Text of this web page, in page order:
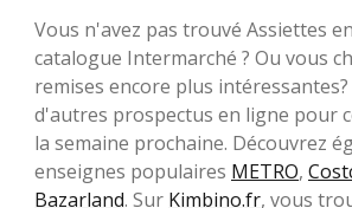
Vous n'avez pas trouvé Assiettes
catalogue Intermarché ? Ou vous
remises encore plus
d'autres prospectus en ligne pour
la semaine prochaine. Découvrez
enseignes populaires METRO,
Bazarland. Sur Kimbino.fr, vous